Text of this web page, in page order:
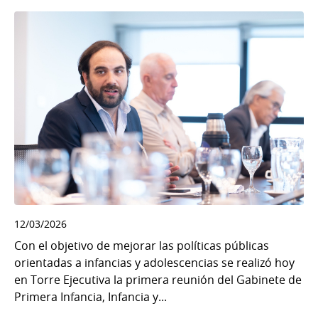
12/03/2026
Con el objetivo de mejorar las políticas públicas
orientadas a infancias y adolescencias se realizó hoy
en Torre Ejecutiva la primera reunión del Gabinete de
Primera Infancia, Infancia y...